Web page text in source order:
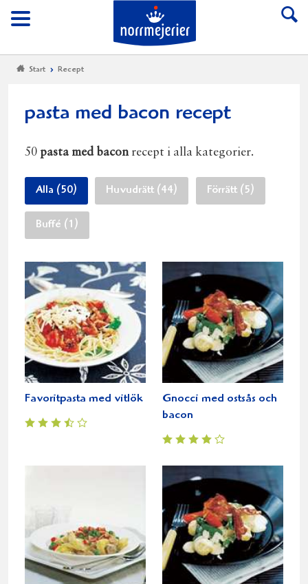
Meny
Till Norrmejerier
Start Recept
pasta med bacon recept
50 pasta med baconrecept i alla kategorier.
Alla (50) Huvudrätt (44) Förrätt (5)
Buffé (1)
Favoritpasta med vitlök
Gnocci med ostsås och
bacon